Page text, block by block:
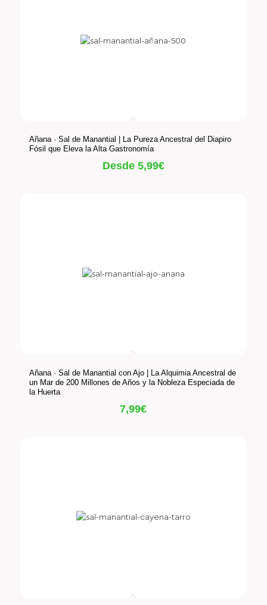
Añana · Sal de Manantial | La Pureza Ancestral del Diapiro
Fósil que Eleva la Alta Gastronomía
Desde 5,99€
Añana · Sal de Manantial con Ajo | La Alquimia Ancestral de
un Mar de 200 Millones de Años y la Nobleza Especiada de
la Huerta
7,99€